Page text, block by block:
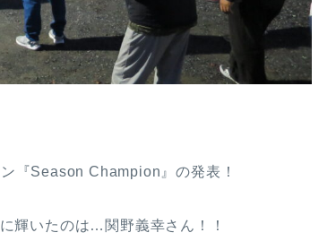
『Season Champion』の発表！
輝いたのは…関野義幸さん！！